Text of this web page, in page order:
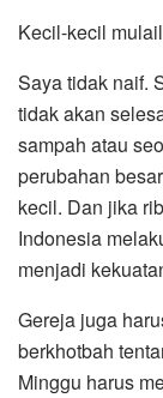
Kecil-kecil
Saya tidak naif.
tidak akan
sampah atau
perubahan
kecil. Dan jika
Indonesia
menjadi
Gereja juga
berkhotbah
Minggu harus